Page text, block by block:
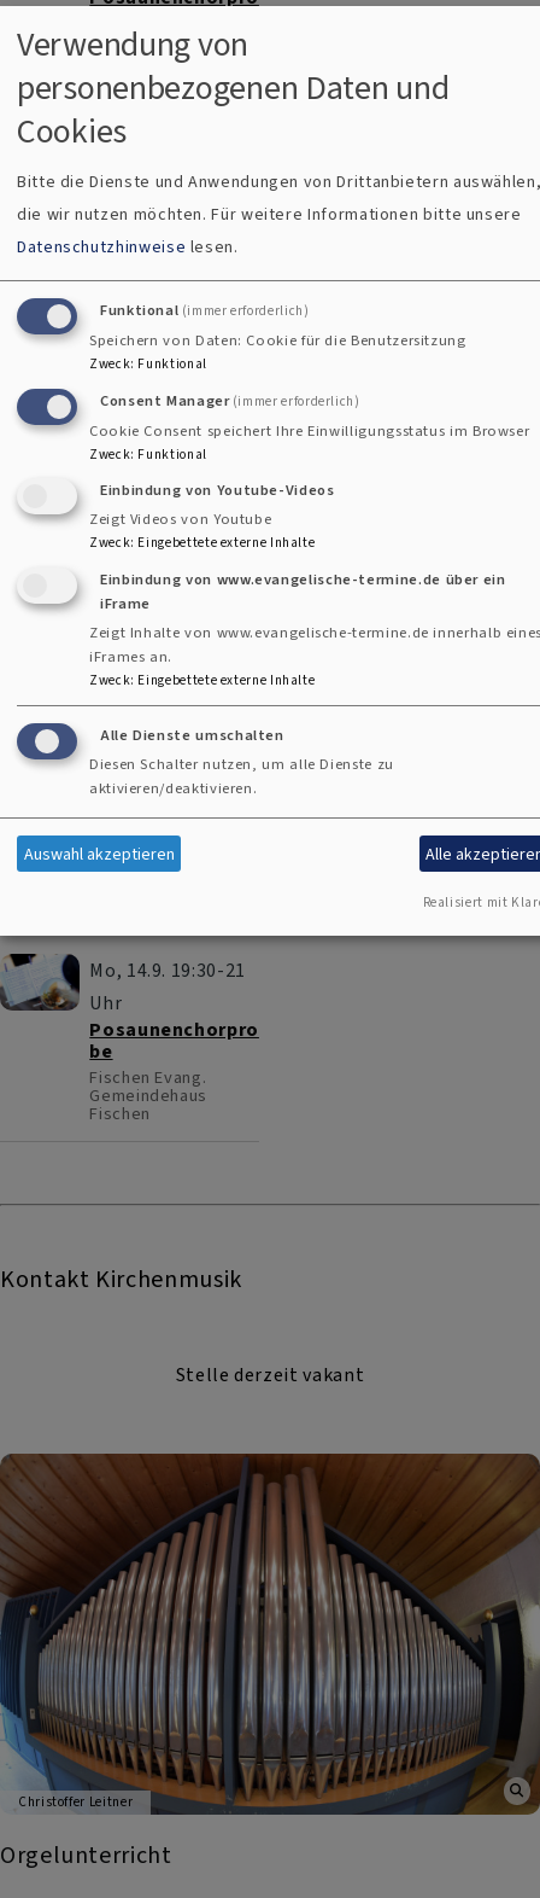
Fischen Evang.
Gemeindehaus
Fischen
Mo, 17.8. 19:30-21
Uhr
Posaunenchorpro
be
FischenEvang.
Fischen
Mo, 24.8. 19:30-21
Posaunenchorpro
be
Fischen Evang.
Fischen
Mo, 31.8. 19:30-21
Uhr
Posaunenchorpro
be
Fischen Evang.
Gemeindehaus
Fischen
Mo, 7.9. 19:30-21
Uhr
Posaunenchorpro
be
FischenEvang.
Mo, 14.9. 19:30-21
Uhr
Posaunenchorpro
be
Fischen Evang.
Gemeindehaus
Fischen
Kontakt Kirchenmusik
Stelle derzeit vakant
Christoffer Leitner
Orgelunterricht
Verwendung von
personenbezogenen Daten und
Cookies
Bitte die Dienste und Anwendungen von Drittanbietern
die wir nutzen möchten.Für weitere Informationen bitte unsere
Datenschutzhinweise lesen.
Funktional (immer erforderlich)
Speichern von Daten: Cookie für die Benutzersitzung
Zweck: Funktional
Consent Manager (immer erforderlich)
Cookie Consent speichert Ihre Einwilligungsstatus im Browser
Zweck: Funktional
Einbindung von Youtube-Videos
Zeigt Videos von Youtube
Zweck: Eingebettete externe Inhalte
Einbindung von www.evangelische-termine.de über ein
iFrame
Zeigt Inhalte von www.evangelische-termine.de innerhalb
iFrames an.
Zweck: Eingebettete externe Inhalte
Alle Dienste umschalten
Diesen Schalter nutzen, um alle Dienste zu
aktivieren/deaktivieren.
Auswahl akzeptieren Alle
Realisiert mit